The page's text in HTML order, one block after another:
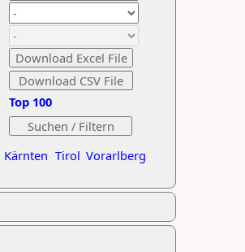
Kärnten Tirol Vorarlberg
Top 100